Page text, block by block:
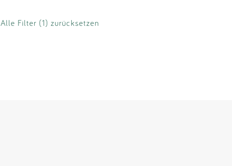
Alle Filter (1) zurücksetzen